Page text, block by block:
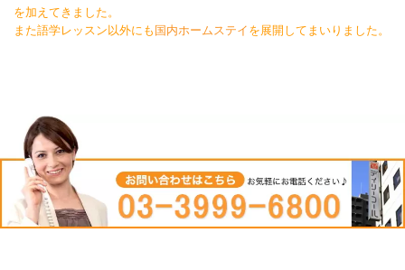
を加えてきました。
また語学レッスン以外にも 国内ホームステイ を展開してまいりました。